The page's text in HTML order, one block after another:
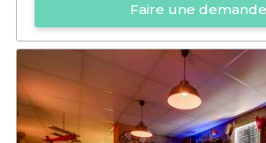
Faire une demande